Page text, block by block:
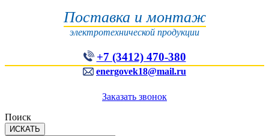
Поставка и монтаж
электротехнической продукции
+7 (3412) 470-380
energovek18@mail.ru
Заказать звонок
Поиск